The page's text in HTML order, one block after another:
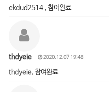
ekdud2514 , 참여완료
thdyeie 2020.12.07 19:48
thdyeie, 참여완료